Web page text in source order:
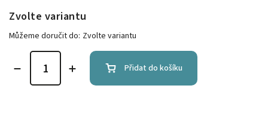
Zvolte variantu
Můžeme doručit do: Zvolte variantu
Přidat do košíku